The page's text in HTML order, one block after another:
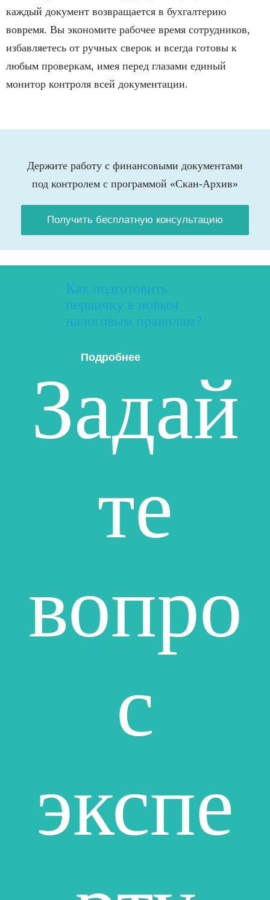
каждый документ возвращается в бухгалтерию
вовремя. Вы экономите рабочее время сотрудников,
избавляетесь от ручных сверок и всегда готовы к
любым проверкам, имея перед глазами единый
монитор контроля всей документации.
Держите работу с финансовыми документами
под контролем с программой «Скан-Архив»
Получить бесплатную консультацию
Как подготовить
первичку к новым
налоговым правилам?
Подробнее
Задай
те
вопро
с
экспе